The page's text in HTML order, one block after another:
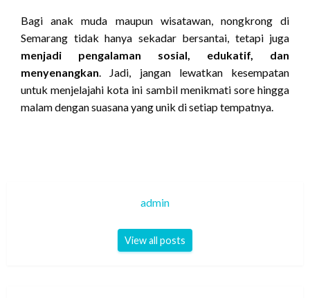
Bagi anak muda maupun wisatawan, nongkrong di
Semarang tidak hanya sekadar bersantai, tetapi juga
menjadi pengalaman sosial, edukatif, dan
menyenangkan. Jadi, jangan lewatkan kesempatan
untuk menjelajahi kota ini sambil menikmati sore hingga
malam dengan suasana yang unik di setiap tempatnya.
admin
View all posts